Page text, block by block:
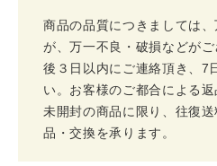
商品の品質につきましては
が、万一不良・破損などが
後３日以内にご連絡頂き、7
い。お客様のご都合による返
未開封の商品に限り、往復
品・交換を承ります。